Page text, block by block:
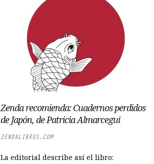
Zenda recomienda: Cuadernos perdidos
de Japón, de Patricia Almarcegui
ZENDALIBROS.COM
La editorial describe así el libro: